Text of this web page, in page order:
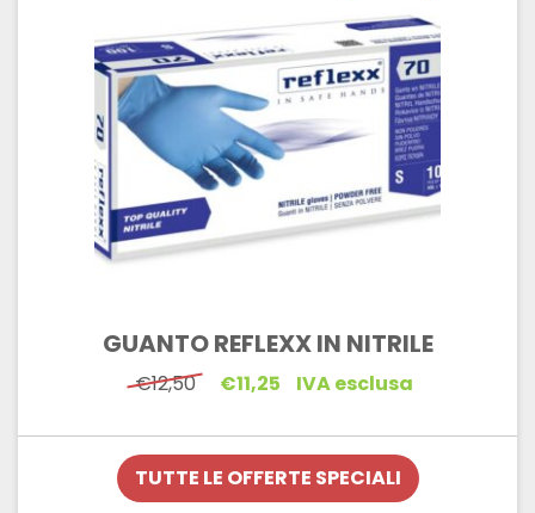
GUANTO REFLEXX IN NITRILE
€12,50 Il
era:
€12,50.
€11,25
Il
è:
€11,25.
IVA esclusa
TUTTE LE OFFERTE SPECIALI